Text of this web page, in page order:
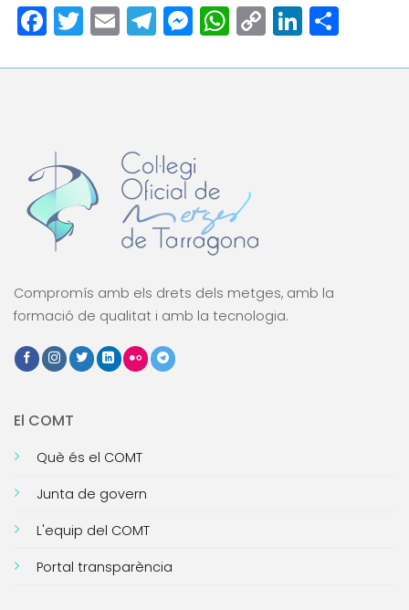
Facebook
Twitter
EmailTelegram
Messenger
WhatsApp
Copy
Link
Compromís amb els drets dels metges, amb la
formació de qualitat i amb la tecnologia.
El COMT
Què és el COMT
Junta de govern
L'equip del COMT
Portal transparència